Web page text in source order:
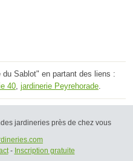
Sablot" en partant des liens :
40 jardinerie Peyrehorade
jardineries près de chez vous
- Inscription gratuite